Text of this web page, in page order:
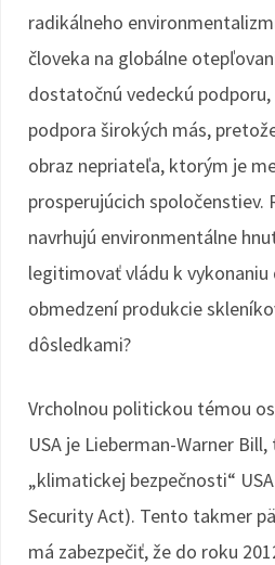
radikálneho
človeka na globálne
dostatočnú vedeckú podporu,
podpora širokých más,
obraz nepriateľa, ktorým je
prosperujúcich spoločenstiev.
navrhujú environmentálne
legitimovať vládu k vykonaniu
obmedzení produkcie
dôsledkami?
Vrcholnou politickou témou
USA je Lieberman-Warner
„klimatickej bezpečnosti“
Security Act). Tento takmer
má zabezpečiť, že do roku